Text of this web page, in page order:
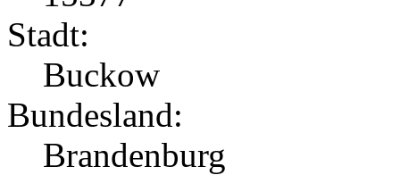
Stadt:
Buckow
Bundesland:
Brandenburg